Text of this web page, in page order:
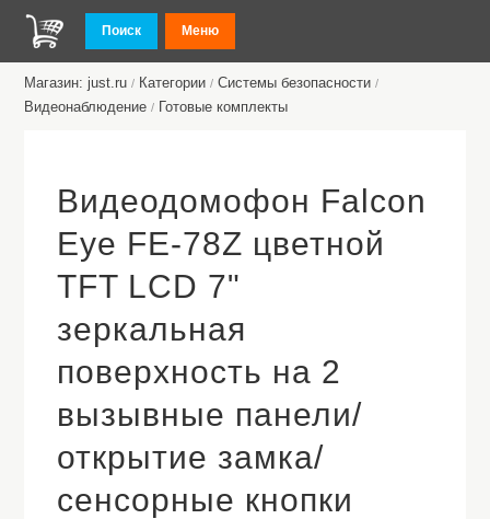
Поиск Меню
Магазин: just.ru / Категории / Системы безопасности /
Видеонаблюдение / Готовые комплекты
Видеодомофон Falcon
Eye FE-78Z цветной
TFT LCD 7"
зеркальная
поверхность на 2
вызывные панели/
открытие замка/
сенсорные кнопки